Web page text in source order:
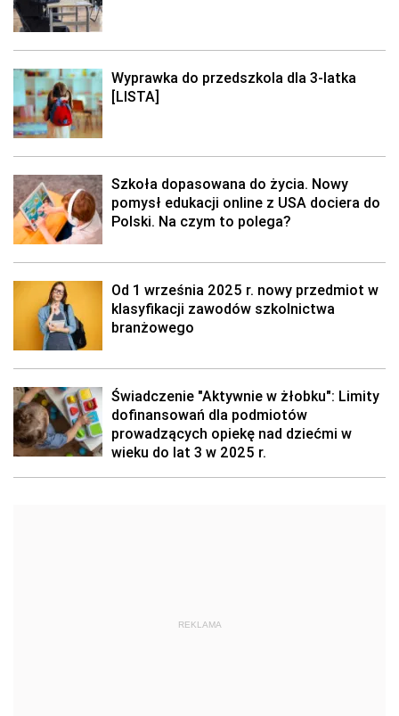
Wyprawka do przedszkola dla 3-latka
[LISTA]
Szkoła dopasowana do życia. Nowy
pomysł edukacji online z USA dociera do
Polski. Na czym to polega?
Od 1 września 2025 r. nowy przedmiot w
klasyfikacji zawodów szkolnictwa
branżowego
Świadczenie "Aktywnie w żłobku": Limity
dofinansowań dla podmiotów
prowadzących opiekę nad dziećmi w
wieku do lat 3 w 2025 r.
REKLAMA